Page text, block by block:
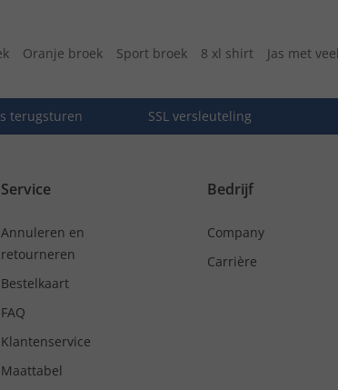
Oranje broek Sport broek 8 xl shirt Jas met
terugsturen SSL versleuteling
Service
Annuleren en
retourneren
Bestelkaart
FAQ
Klantenservice
Maattabel
Bedrijf
Company
Carrière